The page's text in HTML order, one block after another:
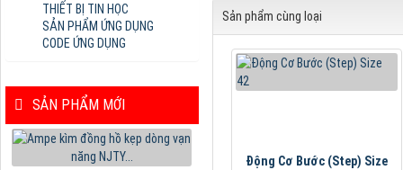
Sản phẩm cùng loại
Động Cơ Bước (Step) Size
THIẾT BỊ TIN HỌC
SẢN PHẨM ỨNG DỤNG
CODE ỨNG DỤNG
SẢN PHẨM MỚI